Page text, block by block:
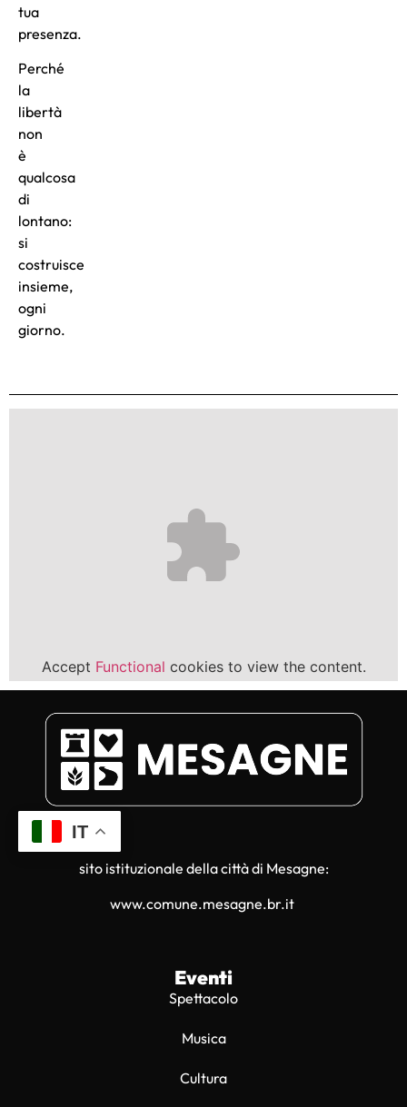
tua
presenza.
Perché
la
libertà
non
è
qualcosa
di
lontano:
si
costruisce
insieme,
ogni
giorno.
Accept Functional cookies to view the content.
IT
sito istituzionale della città di Mesagne:
www.comune.mesagne.br.it
Eventi
Spettacolo
Musica
Cultura